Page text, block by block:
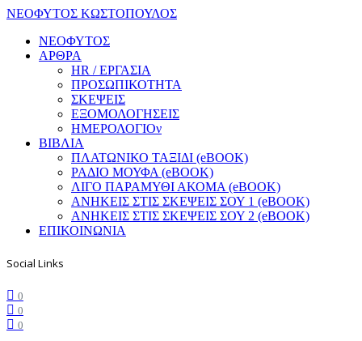
ΝΕΟΦΥΤΟΣ ΚΩΣΤΟΠΟΥΛΟΣ
ΝΕΟΦΥΤΟΣ
ΑΡΘΡΑ
HR / ΕΡΓΑΣΙΑ
ΠΡΟΣΩΠΙΚΟΤΗΤΑ
ΣΚΕΨΕΙΣ
ΕΞΟΜΟΛΟΓΗΣΕΙΣ
ΗΜΕΡΟΛΟΓΙΟν
ΒΙΒΛΙΑ
ΠΛΑΤΩΝΙΚΟ ΤΑΞΙΔΙ (eBOOK)
ΡΑΔΙΟ ΜΟΥΦΑ (eBOOK)
ΛΙΓΟ ΠΑΡΑΜΥΘΙ ΑΚΟΜΑ (eBOOK)
ΑΝΗΚΕΙΣ ΣΤΙΣ ΣΚΕΨΕΙΣ ΣΟΥ 1 (eBOOK)
ΑΝΗΚΕΙΣ ΣΤΙΣ ΣΚΕΨΕΙΣ ΣΟΥ 2 (eBOOK)
ΕΠΙΚΟΙΝΩΝΙΑ
Social Links
0
0
0